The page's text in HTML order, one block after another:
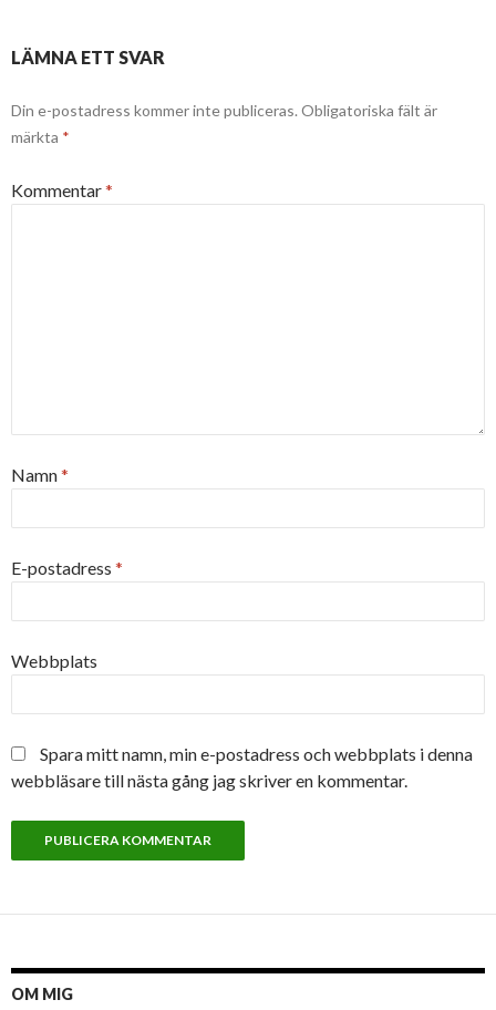
LÄMNA ETT SVAR
Din e-postadress kommer inte publiceras. Obligatoriska fält är
märkta *
Kommentar*
Namn*
E-postadress *
Webbplats
Spara mitt namn, min e-postadress och webbplats i denna
webbläsare till nästa gång jag skriver en kommentar.
OM MIG